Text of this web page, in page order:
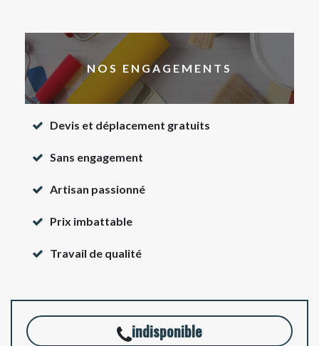
NOS ENGAGEMENTS
Devis et déplacement gratuits
Sans engagement
Artisan passionné
Prix imbattable
Travail de qualité
indisponible